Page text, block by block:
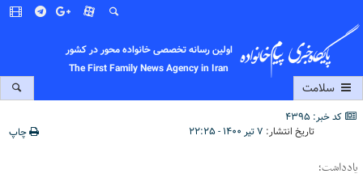
اولین رسانه تخصصی خانواده محور در کشور
The First Family News Agency in Iran
سلامت
کد خبر: 4395
تاریخ انتشار: ۷ تیر ۱۴۰۰ - ۲۲:۲۵ چاپ
یادداشت؛